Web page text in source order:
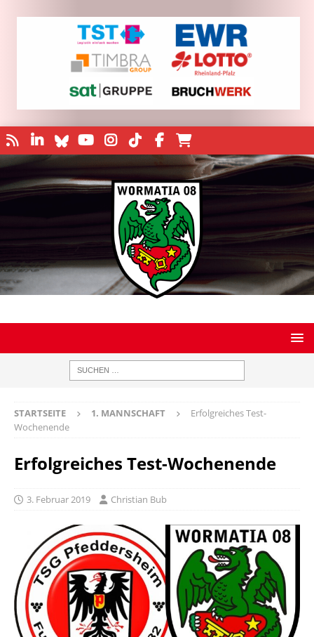
STARTSEITE 1. MANNSCHAFT
Erfolgreiches Test-
Wochenende
Erfolgreiches Test-Wochenende
3. Februar 2019 Christian Bub